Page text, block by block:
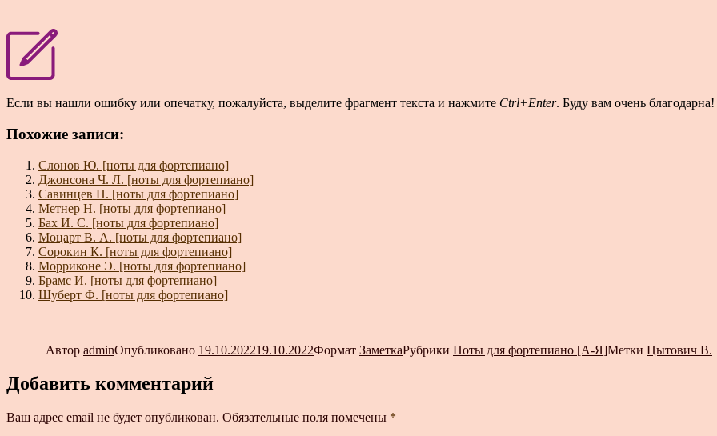
Если вы нашли ошибку или опечатку, пожалуйста, выделите фрагмент текста и нажмите Ctrl+Enter. Буду вам очень благодарна!
Похожие записи:
Слонов Ю. [ноты для фортепиано]
Джонсона Ч. Л. [ноты для фортепиано]
Савинцев П. [ноты для фортепиано]
Метнер Н. [ноты для фортепиано]
Бах И. С. [ноты для фортепиано]
Моцарт В. А. [ноты для фортепиано]
Сорокин К. [ноты для фортепиано]
Морриконе Э. [ноты для фортепиано]
Брамс И. [ноты для фортепиано]
Шуберт Ф. [ноты для фортепиано]
Автор adminОпубликовано 19.10.202219.10.2022Формат ЗаметкаРубрики Ноты для фортепиано [А-Я]Метки Цытович В.
Добавить комментарий
Ваш адрес email не будет опубликован. Обязательные поля помечены *